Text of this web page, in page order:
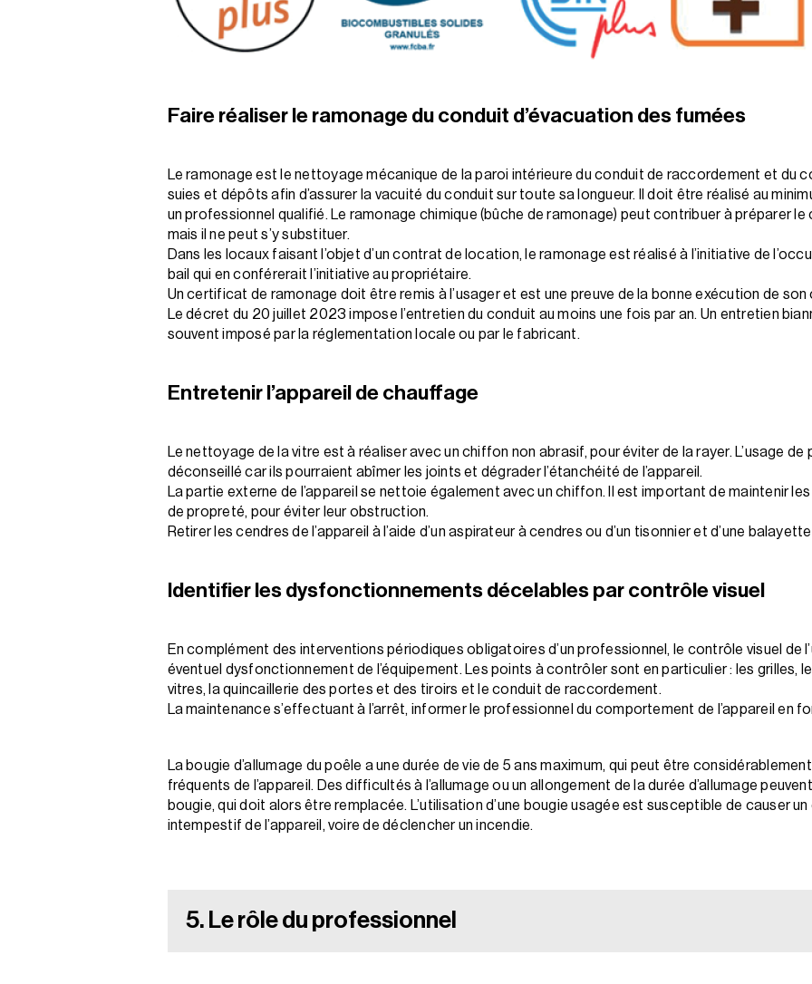
Faire réaliser le ramonage du conduit d’évacuation des fumées
Le ramonage est le nettoyage mécanique de la paroi intérieure du conduit de raccordement et du
suies et dépôts afin d’assurer la vacuité du conduit sur toute sa longueur. Il doit être réalisé au
un professionnel qualifié. Le ramonage chimique (bûche de ramonage) peut contribuer à préparer le
mais il ne peut s’y substituer.
Dans les locaux faisant l’objet d’un contrat de location, le ramonage est réalisé à l’initiative de
bail qui en conférerait l’initiative au propriétaire.
Un certificat de ramonage doit être remis à l’usager et est une preuve de la bonne exécution de son
Le décret du 20 juillet 2023 impose l’entretien du conduit au moins une fois par an. Un entretien
souvent imposé par la réglementation locale ou par le fabricant.
Entretenir l’appareil de chauffage
Le nettoyage de la vitre est à réaliser avec un chiffon non abrasif, pour éviter de la rayer. L’usage
déconseillé car ils pourraient abîmer les joints et dégrader l’étanchéité de l’appareil.
La partie externe de l’appareil se nettoie également avec un chiffon. Il est important de maintenir
de propreté, pour éviter leur obstruction.
Retirer les cendres de l’appareil à l’aide d’un aspirateur à cendres ou d’un tisonnier et d’une
Identifier les dysfonctionnements décelables par contrôle visuel
En complément des interventions périodiques obligatoires d’un professionnel, le contrôle visuel de
éventuel dysfonctionnement de l’équipement. Les points à contrôler sont en particulier : les grilles,
vitres, la quincaillerie des portes et des tiroirs et le conduit de raccordement.
La maintenance s’effectuant à l’arrêt, informer le professionnel du comportement de l’appareil en
La bougie d’allumage du poêle a une durée de vie de 5 ans maximum, qui peut être
fréquents de l’appareil. Des difficultés à l’allumage ou un allongement de la durée d’allumage
bougie, qui doit alors être remplacée. L’utilisation d’une bougie usagée est susceptible de causer
intempestif de l’appareil, voire de déclencher un incendie.
5. Le rôle du professionnel